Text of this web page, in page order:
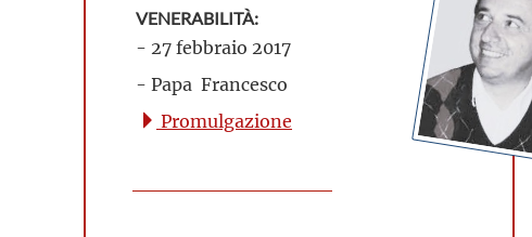
VENERABILITÀ:
- 27 febbraio 2017
- Papa Francesco
Promulgazione